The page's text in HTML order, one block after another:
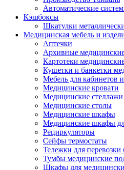
Автоматические
Кэшбоксы
Шкатулки
Медицинская мебель и
Аптечки
Архивные
Картотеки
Кушетки и банкетки
Мебель для кабинетов
Медицинские кровати
Медицинские
Медицинские столы
Медицинские шкафы
Медицинские шкафы
Рециркуляторы
Сейфы термостаты
Тележки для
Тумбы медицинские
Шкафы для